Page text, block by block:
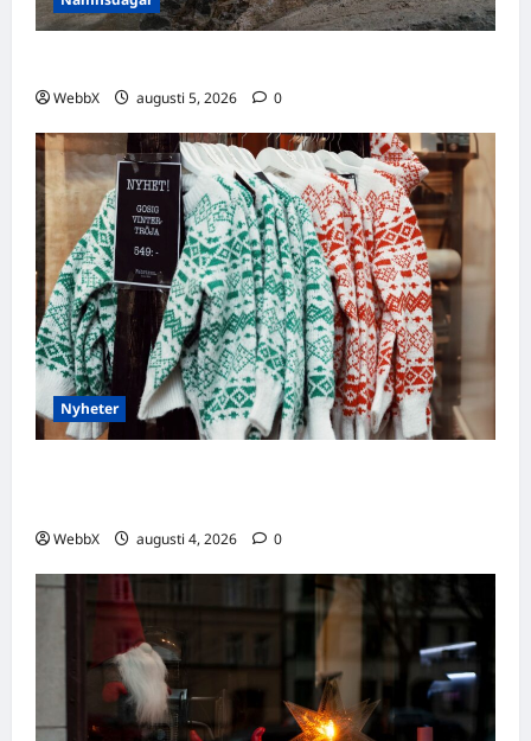
WebbX augusti 5, 2026 0
Nyheter
WebbX augusti 4, 2026 0